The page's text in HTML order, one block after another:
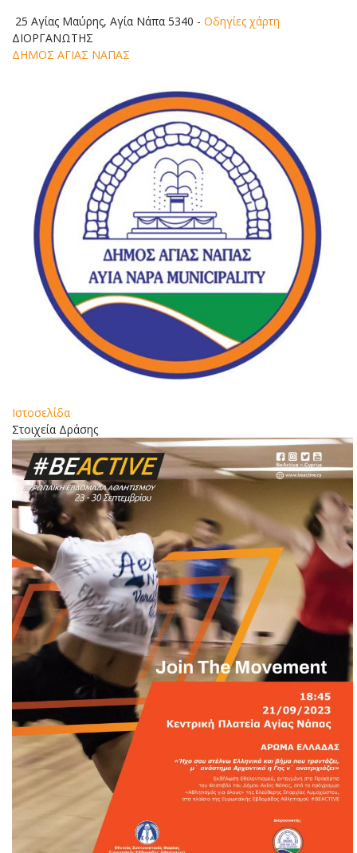
25 Αγίας Μαύρης, Αγία Νάπα 5340 - Οδηγίες χάρτη
ΔΙΟΡΓΑΝΩΤΗΣ
ΔΗΜΟΣ ΑΓΙΑΣ ΝΑΠΑΣ
Ιστοσελίδα
Στοιχεία Δράσης